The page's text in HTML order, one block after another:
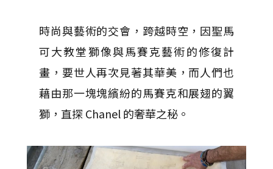
時尚與藝術的交會，跨越時空，因聖馬
可大教堂獅像與馬賽克藝術的修復計
畫，要世人再次見著其華美，而人們也
藉由那一塊塊繽紛的馬賽克和展翅的翼
獅，直探 Chanel 的奢華之秘。